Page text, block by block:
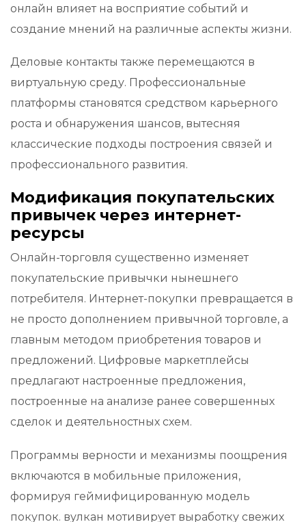
онлайн влияет на восприятие событий и
создание мнений на различные аспекты жизни.
Деловые контакты также перемещаются в
виртуальную среду. Профессиональные
платформы становятся средством карьерного
роста и обнаружения шансов, вытесняя
классические подходы построения связей и
профессионального развития.
Модификация покупательских
привычек через интернет-
ресурсы
Онлайн-торговля существенно изменяет
покупательские привычки нынешнего
потребителя. Интернет-покупки превращается в
не просто дополнением привычной торговле, а
главным методом приобретения товаров и
предложений. Цифровые маркетплейсы
предлагают настроенные предложения,
построенные на анализе ранее совершенных
сделок и деятельностных схем.
Программы верности и механизмы поощрения
включаются в мобильные приложения,
формируя геймифицированную модель
покупок. вулкан мотивирует выработку свежих